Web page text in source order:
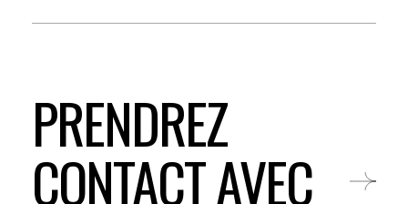
PRENDREZ
CONTACT AVEC